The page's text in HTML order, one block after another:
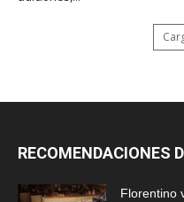
RECOMENDACIONES
Florentino